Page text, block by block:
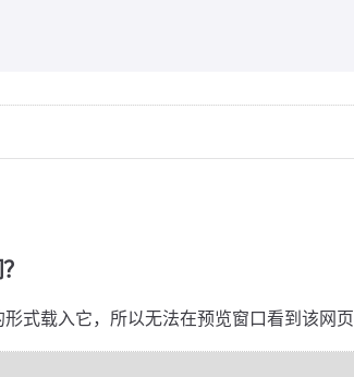
式载入它，所以无法在预览窗口看到该网